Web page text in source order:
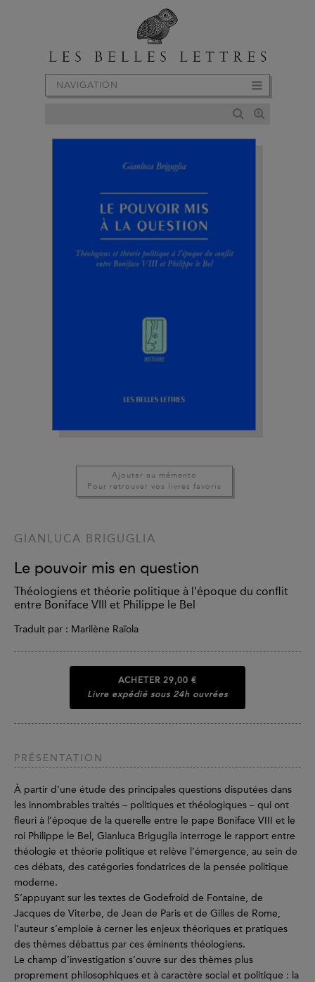
NAVIGATION
Ajouter au mémento
Pour retrouver vos livres favoris
GIANLUCA BRIGUGLIA
Le pouvoir mis en question
Théologiens et théorie politique à l'époque du conflit
entre Boniface VIII et Philippe le Bel
Traduit par : Marilène Raïola
ACHETER 29,00 €
Livre expédié sous 24h ouvrées
PRÉSENTATION
À partir d'une étude des principales questions disputées dans
les innombrables traités – politiques et théologiques – qui ont
fleuri à l’époque de la querelle entre le pape Boniface VIII et le
roi Philippe le Bel, Gianluca Briguglia interroge le rapport entre
théologie et théorie politique et relève l’émergence, au sein de
ces débats, des catégories fondatrices de la pensée politique
moderne.
S’appuyant sur les textes de Godefroid de Fontaine, de
Jacques de Viterbe, de Jean de Paris et de Gilles de Rome,
l’auteur s’emploie à cerner les enjeux théoriques et pratiques
des thèmes débattus par ces éminents théologiens.
Le champ d’investigation s’ouvre sur des thèmes plus
proprement philosophiques et à caractère social et politique : la